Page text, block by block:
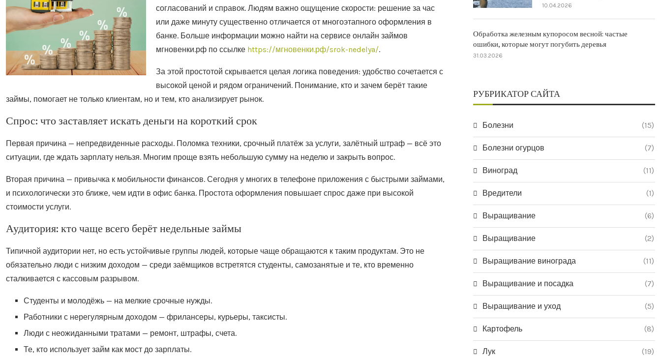
согласований и справок. Людям важно ощущение скорости: решение за час
или даже минуту существенно отличается от многоэтапного оформления в
банке. Больше информации можно найти на сервисе онлайн займов
мгновенки.рф по ссылке https://мгновенки.рф/srok-nedelya/.
За этой простотой скрывается целая логика поведения: удобство сочетается с
высокой ценой и рядом ограничений. Понимание, кто и зачем берёт такие
займы, помогает не только клиентам, но и тем, кто анализирует рынок.
Спрос: что заставляет искать деньги на короткий срок
Первая причина — непредвиденные расходы. Поломка техники, срочный платёж за услуги, залётный штраф — всё это
ситуации, где ждать зарплату нельзя. Многим проще взять небольшую сумму на неделю и закрыть вопрос.
Вторая причина — привычка к мобильности финансов. Сегодня у многих в телефоне приложения с быстрыми займами,
и психологически это ближе, чем идти в офис банка. Простота оформления повышает спрос даже при высокой
стоимости услуги.
Аудитория: кто чаще всего берёт недельные займы
Типичной аудитории нет, но есть устойчивые группы людей, которые чаще обращаются к таким продуктам. Это не
обязательно люди с низким доходом — среди заёмщиков встретятся студенты, самозанятые и те, кто временно
сталкивается с кассовым разрывом.
Студенты и молодёжь — на мелкие срочные нужды.
Работники с нерегулярным доходом — фрилансеры, курьеры, таксисты.
Люди с неожиданными тратами — ремонт, штрафы, счета.
Те, кто использует займ как мост до зарплаты.
10.04.2026
Обработка железным купоросом весной: частые
ошибки, которые могут погубить деревья
31.03.2026
РУБРИКАТОР САЙТА
Болезни (15)
Болезни огурцов (7)
Виноград (11)
Вредители (1)
Выращивание (6)
Выращивание (2)
Выращивание винограда (11)
Выращивание и посадка (7)
Выращивание и уход (5)
Картофель (8)
Лук (19)